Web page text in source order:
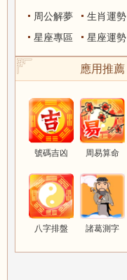
周公解夢 生肖運勢
星座專區
星座運勢
應用推薦
號碼吉凶 周易算命
八字排盤 諸葛測字